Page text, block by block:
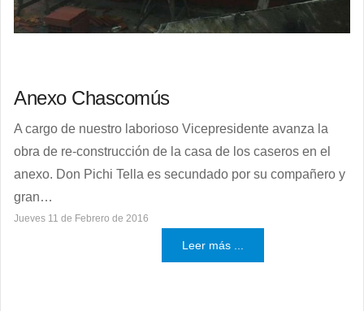
Anexo Chascomús
A cargo de nuestro laborioso Vicepresidente avanza la
obra de re-construcción de la casa de los caseros en el
anexo. Don Pichi Tella es secundado por su compañero y
gran…
Jueves 11 de Febrero de 2016
Leer más ...